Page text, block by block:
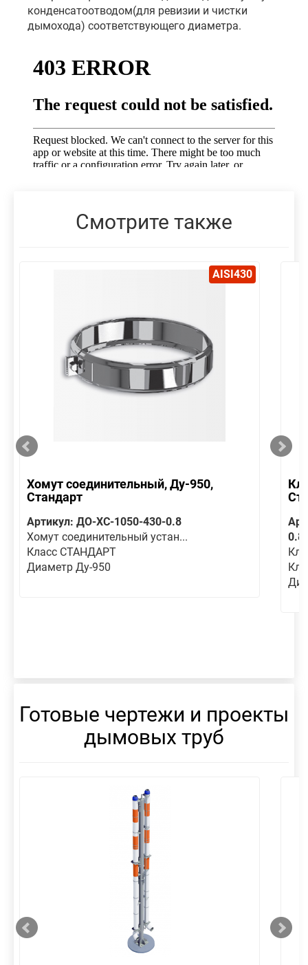
конденсатоотводом(для ревизии и чистки
дымохода) соответствующего диаметра.
Смотрите также
AISI430
Хомут соединительный, Ду-950,
Стандарт
Артикул: ДО-ХС-1050-430-0.8
Хомут соединительный устан...
Класс СТАНДАРТ
Диаметр Ду-950
Готовые чертежи и проекты
дымовых труб